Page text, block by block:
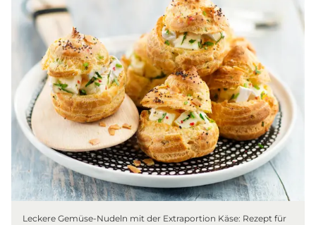
Leckere Gemüse-Nudeln mit der Extraportion Käse: Rezept für